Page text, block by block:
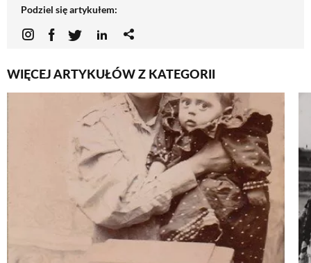
Podziel się artykułem:
WIĘCEJ ARTYKUŁÓW Z KATEGORII